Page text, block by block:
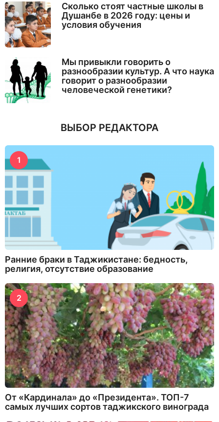
Сколько стоят частные школы в
Душанбе в 2026 году: цены и
условия обучения
Мы привыкли говорить о
разнообразии культур. А что наука
говорит о разнообразии
человеческой генетики?
ВЫБОР РЕДАКТОРА
1
Ранние браки в Таджикистане: бедность,
религия, отсутствие образование
2
От «Кардинала» до «Президента». ТОП-7
самых лучших сортов таджикского винограда